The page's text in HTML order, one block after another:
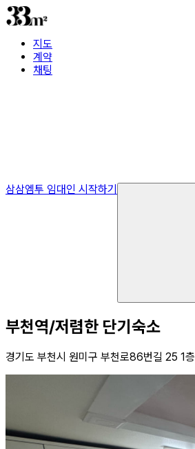
지도
계약
채팅
삼삼엠투 임대인 시작하기
부천역/저렴한 단기숙소
경기도 부천시 원미구 부천로86번길 25 1층